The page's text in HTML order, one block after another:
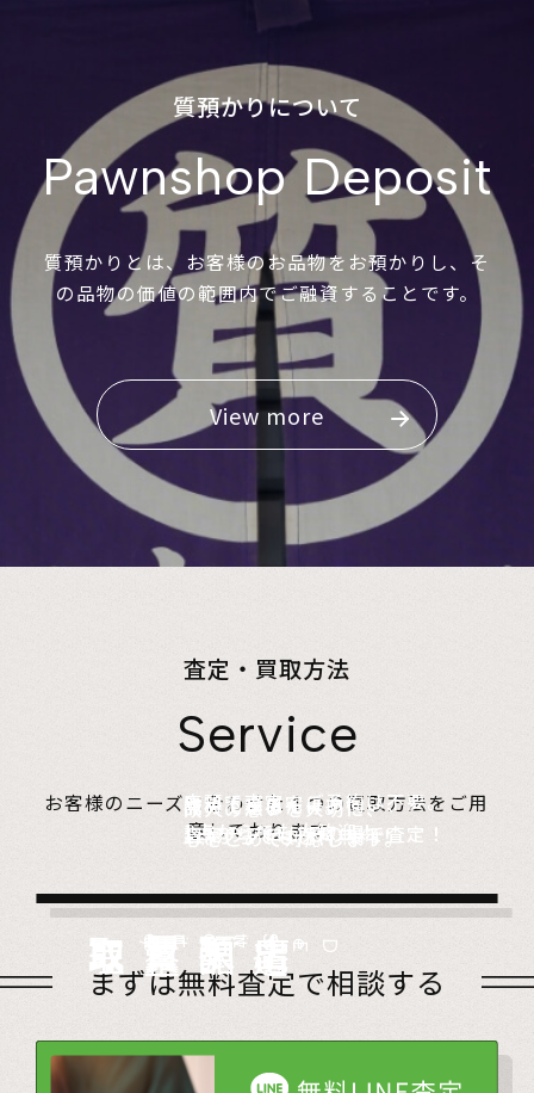
質預かりについて
Pawnshop Deposit
質預かりとは、お客様のお品物をお預かりし、そ
の品物の価値の範囲内でご融資することです。
View more
査定・買取方法
Service
お客様のニーズに合わせた４つの買取方法をご用
意しております。
Store
店頭買取
店頭で査定、ご予約は不要。
1点からでも大歓迎！
Visit
出張買取
無料でご自宅にお伺い、
査定のプロがその場で査定！
Del
i
very
宅配買取
詰めて送るだけ。
1点からでも送料無料！
Estate
遺品整理
故人の想いを大切に、
心をこめて対応します。
まずは無料査定で相談する